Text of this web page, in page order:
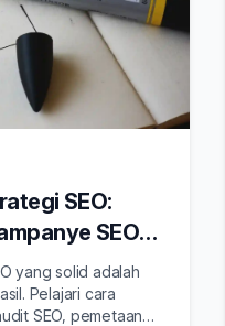
SEO:
SEO
yang solid adalah
Pelajari cara
SEO, pemetaan